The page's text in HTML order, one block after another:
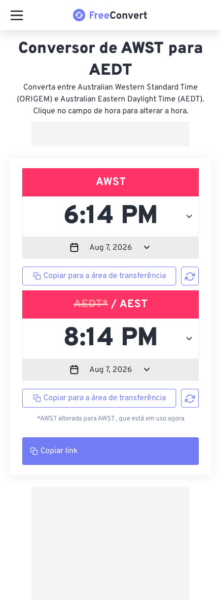
Conversor de AWST para
AEDT
Converta entre Australian Western Standard Time
(ORIGEM) e Australian Eastern Daylight Time (AEDT).
Clique no campo de hora para alterar a hora.
AWST
Copiar para a área de transferência
AEDT* / AEST
Copiar para a área de transferência
*AWST alterada para AWST , que está em uso agora
Copiar link